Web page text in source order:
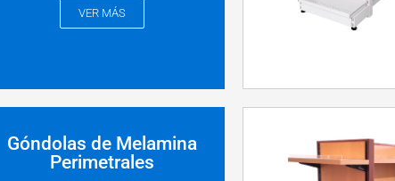
VER MÁS
Góndolas de Melamina
Perimetrales